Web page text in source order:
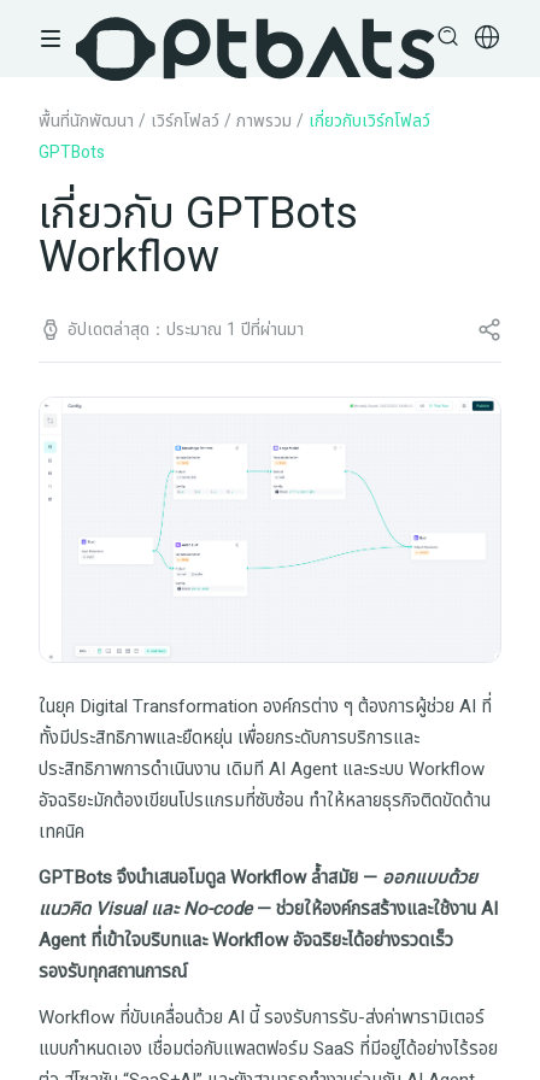
พื้นที่นักพัฒนา / เวิร์กโฟลว์/ ภาพรวม / เกี่ยวกับเวิร์กโฟลว์
GPTBots
เกี่ยวกับ GPTBots
Workflow
อัปเดตล่าสุด：ประมาณ 1 ปีที่ผ่านมา
ในยุค Digital Transformation องค์กรต่าง ๆ ต้องการผู้ช่วย AI ที่
ทั้งมีประสิทธิภาพและยืดหยุ่น เพื่อยกระดับการบริการและ
ประสิทธิภาพการดำเนินงาน เดิมที AI Agent และระบบ Workflow
อัจฉริยะมักต้องเขียนโปรแกรมที่ซับซ้อน ทำให้หลายธุรกิจติดขัดด้าน
เทคนิค
GPTBots จึงนำเสนอโมดูล Workflow ล้ำสมัย — ออกแบบด้วย
แนวคิด Visual และ No-code— ช่วยให้องค์กรสร้างและใช้งาน AI
Agent ที่เข้าใจบริบทและ Workflow อัจฉริยะได้อย่างรวดเร็ว
รองรับทุกสถานการณ์
Workflow ที่ขับเคลื่อนด้วย AI นี้ รองรับการรับ-ส่งค่าพารามิเตอร์
แบบกำหนดเอง เชื่อมต่อกับแพลตฟอร์ม SaaS ที่มีอยู่ได้อย่างไร้รอย